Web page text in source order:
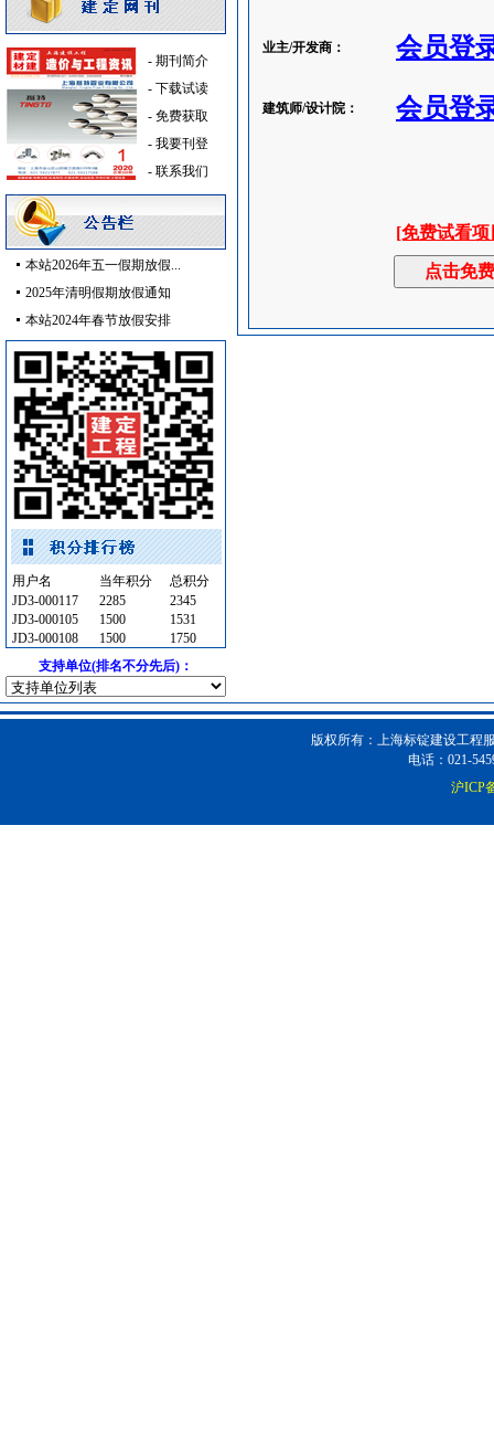
仪器仪表
变配电 [采购中]
消防器材 [采购中]
绿化苗木 [采购中]
材耐磨砖 [采购中]
仪器仪表 [采购中]
泵房 [采购中]
水泵房 [采购中]
墙地面砖
电气控制开关 [采购中]
安全防范 [采购中]
防雷接地 [采购中]
油漆涂料
[采购中]
仪器仪表 [采购中]
防水防腐 [采购中]
书桌家具景观绿化
[采购中]
装饰石材 [采购中]
油漆涂料 [采购中]
卫生洁具 [采购中]
中央空调 [采购中]
管材管件
[采购中]
玻璃幕墙
[采购中]
吸顶灯
[采购中]
消防火警 [采购中]
外墙装饰 [采购中]
- 期刊简介
- 下载试读
- 免费获取
- 我要刊登
- 联系我们
本站2026年五一假期放假...
2025年清明假期放假通知
本站2024年春节放假安排
用户名 当年积分
总积分
JD3-000117
2285
2345
JD3-000105
1500
1531
JD3-000108
1500
1750
支持单位(排名不分先后)：
业主/开发商： 会员登
建筑师/设计院： 会员登
[免费试看项
版权所有：上海标锭建设工程
电话：021-
沪ICP